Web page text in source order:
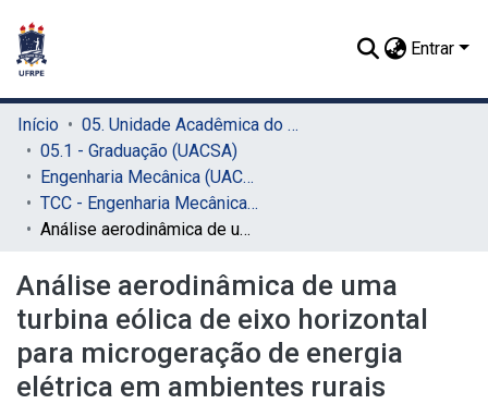
Entrar
Início
05. Unidade Acadêmica do Cabo de Santo Agostinho (UACSA)
05.1 - Graduação (UACSA)
Engenharia Mecânica (UACSA)
TCC - Engenharia Mecânica (UACSA)
Análise aerodinâmica de uma turbina eólica de eixo horizontal para microgeração de energia elétrica em ambientes rurais
Análise aerodinâmica de uma
turbina eólica de eixo horizontal
para microgeração de energia
elétrica em ambientes rurais